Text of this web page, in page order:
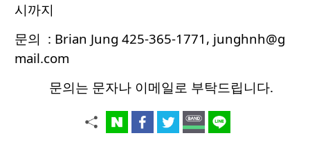
시까지
문의 : Brian Jung 425-365-1771, junghnh@g
mail.com
문의는 문자나 이메일로 부탁드립니다.